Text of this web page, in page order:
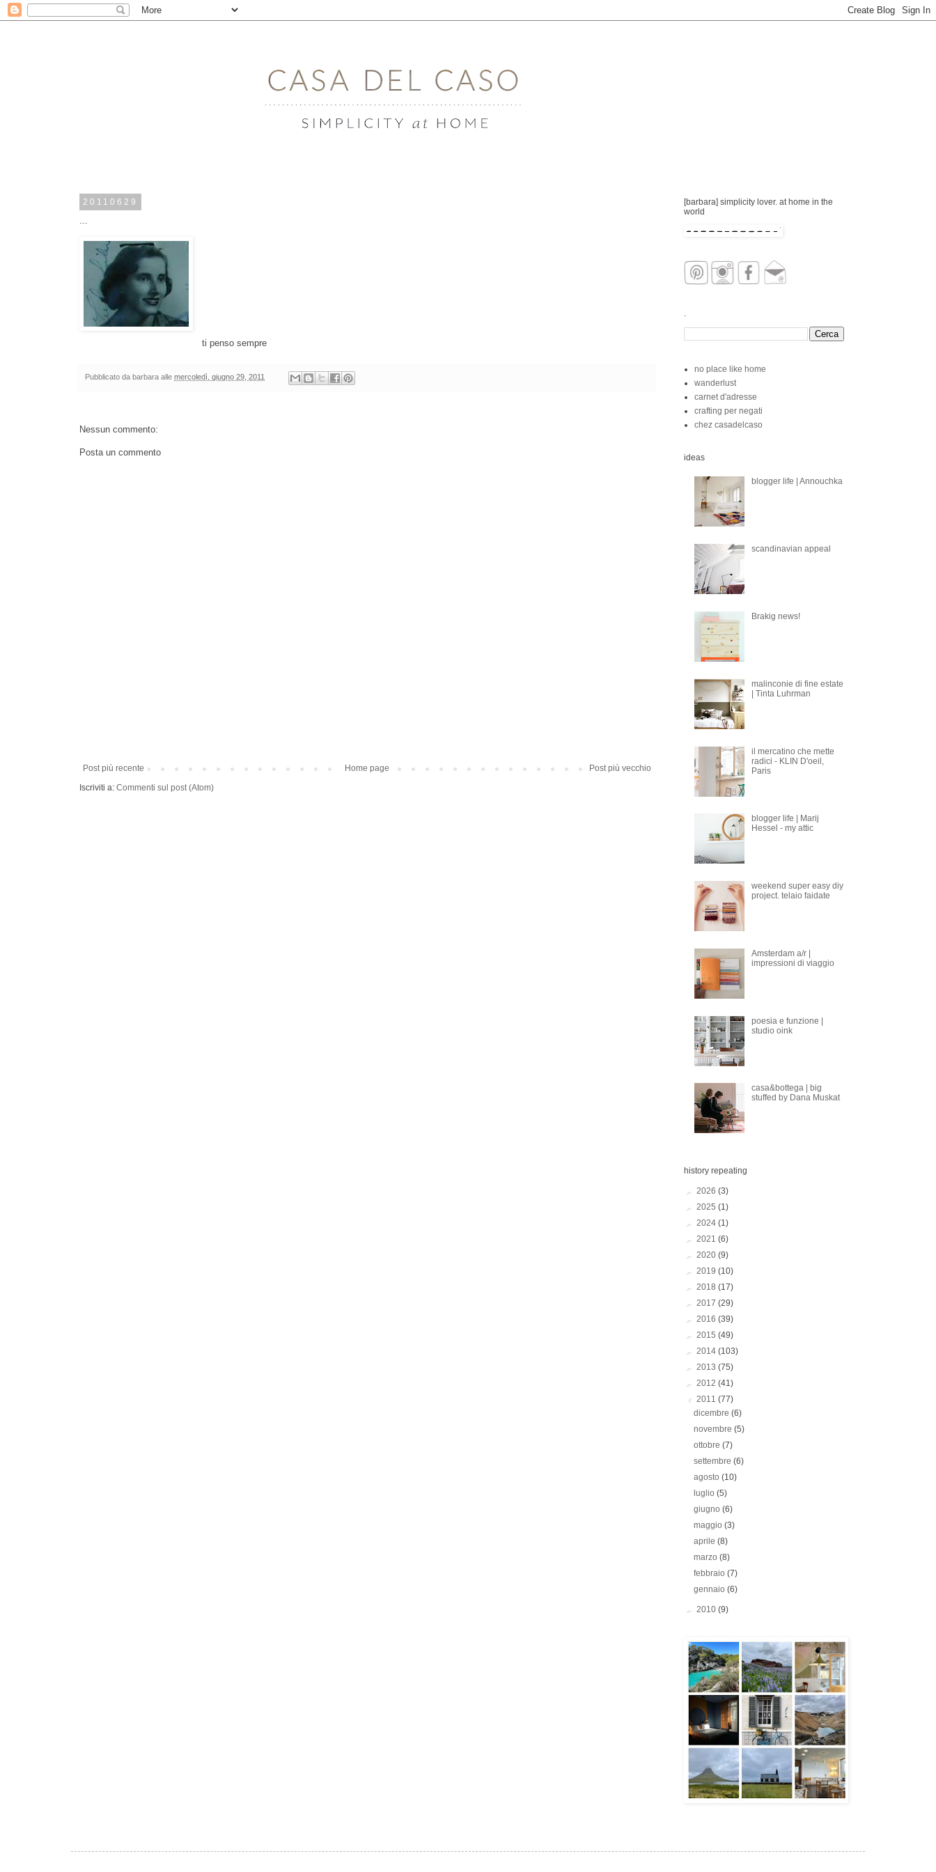
20110629
...
ti penso sempre
Pubblicato da barbara alle mercoledì, giugno 29, 2011
Nessun commento:
Posta un commento
Post più recente Post più vecchio
Home page
Iscriviti a: Commenti sul post (Atom)
[barbara] simplicity lover. at home in the
world
.
no place like home
wanderlust
carnet d'adresse
crafting per negati
chez casadelcaso
ideas
blogger life | Annouchka
scandinavian appeal
Brakig news!
malinconie di fine estate
| Tinta Luhrman
il mercatino che mette
radici - KLIN D'oeil,
Paris
blogger life | Marij
Hessel - my attic
weekend super easy diy
project. telaio faidate
Amsterdam a/r |
impressioni di viaggio
poesia e funzione |
studio oink
casa&bottega | big
stuffed by Dana Muskat
history repeating
► 2026 (3)
► 2025 (1)
► 2024 (1)
► 2021 (6)
► 2020 (9)
► 2019 (10)
► 2018 (17)
► 2017 (29)
► 2016 (39)
► 2015 (49)
► 2014 (103)
► 2013 (75)
► 2012 (41)
▼ 2011 (77)
dicembre(6)
novembre(5)
ottobre(7)
settembre(6)
agosto(10)
luglio(5)
giugno(6)
maggio(3)
aprile(8)
marzo(8)
febbraio(7)
gennaio(6)
► 2010 (9)